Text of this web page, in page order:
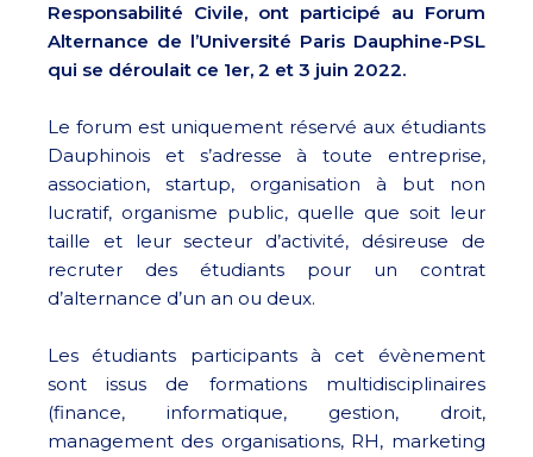
Responsabilité Civile, ont participé au Forum
Alternance de l’Université Paris Dauphine-PSL
qui se déroulait ce 1er, 2 et 3 juin 2022.
Le forum est uniquement réservé aux étudiants
Dauphinois et s’adresse à toute entreprise,
association, startup, organisation à but non
lucratif, organisme public, quelle que soit leur
taille et leur secteur d’activité, désireuse de
recruter des étudiants pour un contrat
d’alternance d’un an ou deux.
Les étudiants participants à cet évènement
sont issus de formations multidisciplinaires
(finance, informatique, gestion, droit,
management des organisations, RH, marketing